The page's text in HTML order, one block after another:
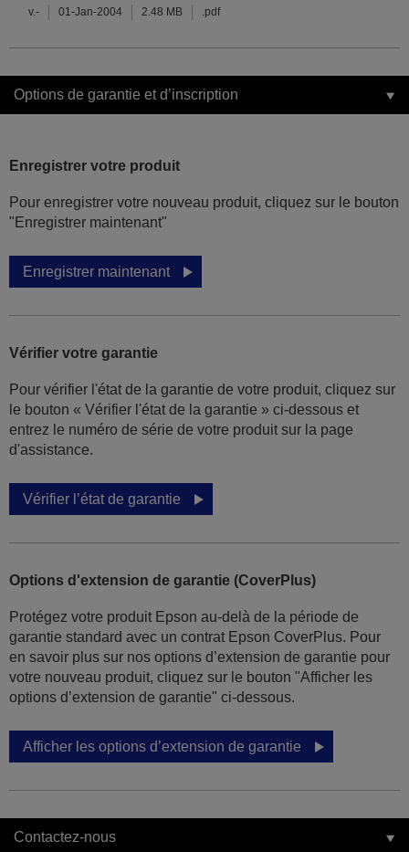
v.- 01-Jan-2004 2.48 MB .pdf
Options de garantie et d’inscription
Enregistrer votre produit
Pour enregistrer votre nouveau produit, cliquez sur le bouton
"Enregistrer maintenant"
Enregistrer maintenant
Vérifier votre garantie
Pour vérifier l'état de la garantie de votre produit, cliquez sur
le bouton « Vérifier l'état de la garantie » ci-dessous et
entrez le numéro de série de votre produit sur la page
d'assistance.
Vérifier l’état de garantie
Options d'extension de garantie (CoverPlus)
Protégez votre produit Epson au-delà de la période de
garantie standard avec un contrat Epson CoverPlus. Pour
en savoir plus sur nos options d’extension de garantie pour
votre nouveau produit, cliquez sur le bouton "Afficher les
options d’extension de garantie" ci-dessous.
Afficher les options d’extension de garantie
Contactez-nous